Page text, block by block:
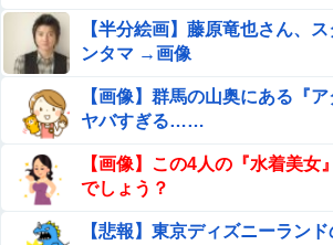
【半分絵画】藤原竜也さん、
ンタマ →画像
【画像】群馬の山奥にある『
ヤバすぎる……
【画像】この4人の『水着美女
でしょう？
【悲報】東京ディズニーラン